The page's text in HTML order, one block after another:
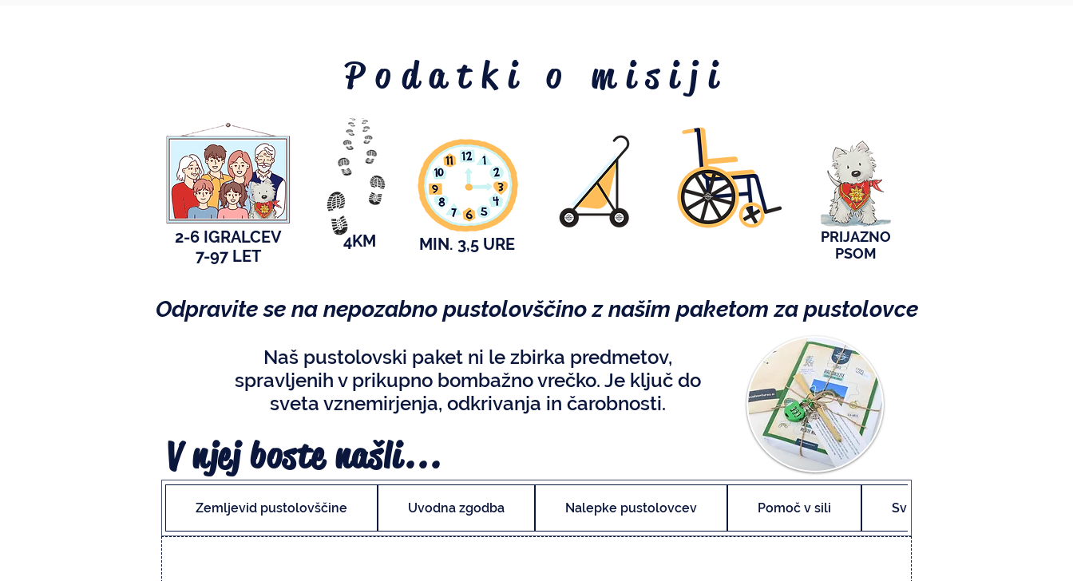
Podatki o misiji
2-6 IGRALCEV
7-97 LET
4KM MIN. 3,5 URE
PRIJAZNO
PSOM
Odpravite se na nepozabno pustolovščino z našim paketom za pustolovce
Naš pustolovski paket ni le zbirka predmetov,
spravljenih v prikupno bombažno vrečko. Je ključ do
sveta vznemirjenja, odkrivanja in čarobnosti.
V njej boste našli...
Zemljevid pustolovščine Uvodna zgodba Nalepke pustolovcev Pomoč v sili Svinčnik